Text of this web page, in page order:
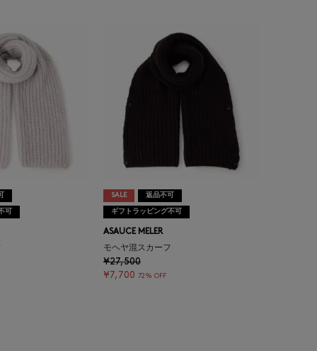
可
SALE 返品不可
ギフトラッピング不可
ASAUCE MELER
モヘヤ混スカーフ
¥27,500
¥7,700 72% OFF